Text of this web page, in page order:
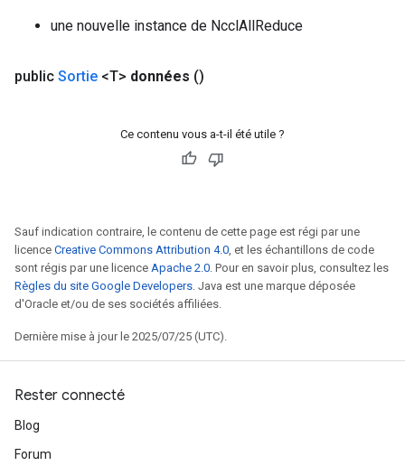
une nouvelle instance de NcclAllReduce
public Sortie <T> données ()
Ce contenu vous a-t-il été utile ?
Sauf indication contraire, le contenu de cette page est régi par une
licence Creative Commons Attribution 4.0, et les échantillons de code
sont régis par une licence Apache 2.0. Pour en savoir plus, consultez les
Règles du site Google Developers. Java est une marque déposée
d'Oracle et/ou de ses sociétés affiliées.
Dernière mise à jour le 2025/07/25 (UTC).
Rester connecté
Blog
Forum